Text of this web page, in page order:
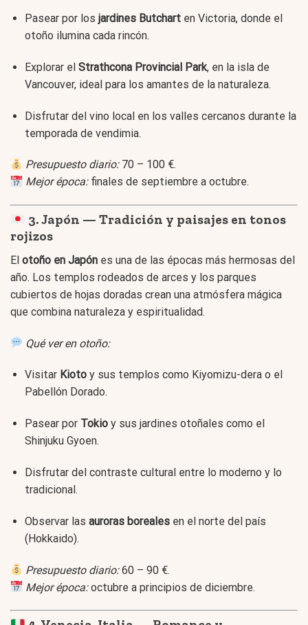
Pasear por los jardines Butcharten Victoria, donde el
otoño ilumina cada rincón.
Explorar el Strathcona Provincial Park, en la isla de
Vancouver, ideal para los amantes de la naturaleza.
Disfrutar del vino local en los valles cercanos durante la
temporada de vendimia.
Presupuesto diario:70 – 100 €.
Mejor época:finales de septiembre a octubre.
3. Japón — Tradición y paisajes en tonos
rojizos
El otoño en Japón es una de las épocas más hermosas del
año. Los templos rodeados de arces y los parques
cubiertos de hojas doradas crean una atmósfera mágica
que combina naturaleza y espiritualidad.
Qué ver en otoño:
Visitar Kiotoy sus templos como Kiyomizu-dera o el
Pabellón Dorado.
Pasear por Tokioy sus jardines otoñales como el
Shinjuku Gyoen.
Disfrutar del contraste cultural entre lo moderno y lo
tradicional.
Observar las auroras borealesen el norte del país
(Hokkaido).
Presupuesto diario:60 – 90 €.
Mejor época:octubre a principios de diciembre.